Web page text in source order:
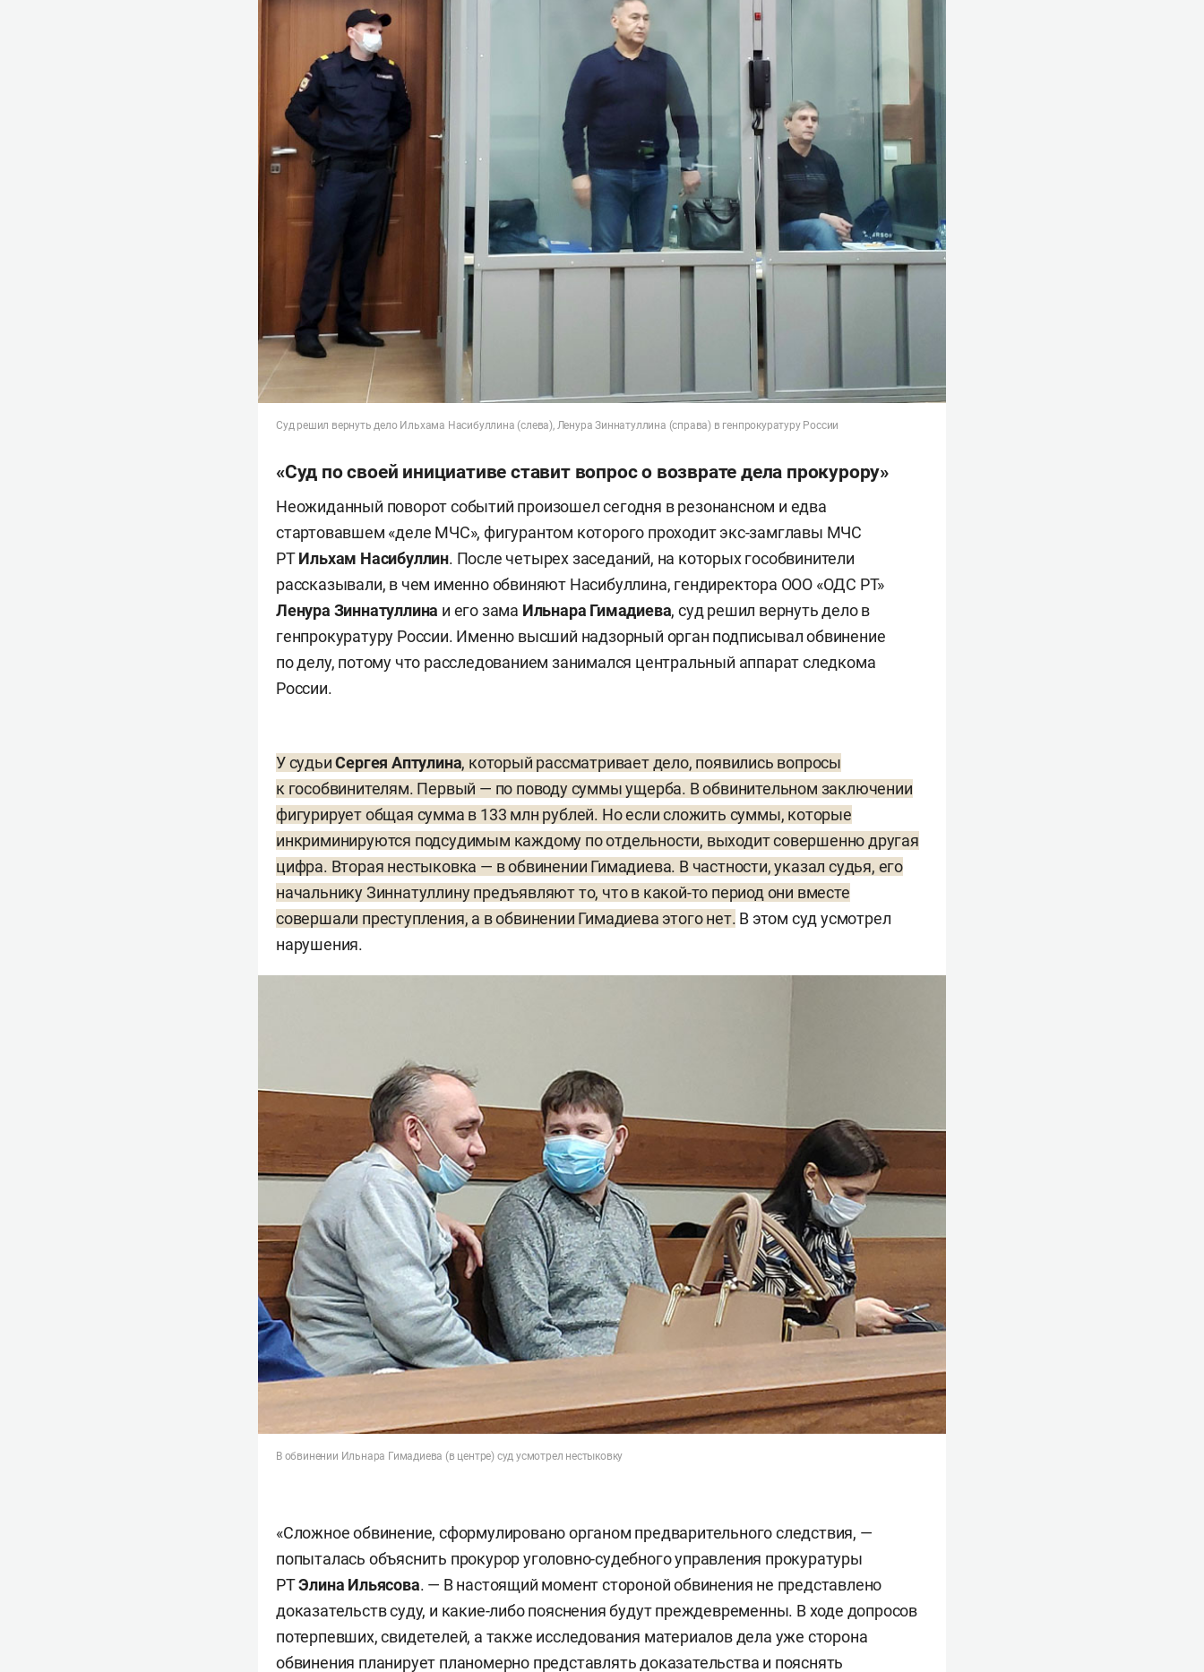
Суд решил вернуть дело Ильхама Насибуллина (слева), Ленура Зиннатуллина (справа) в генпрокуратуру России
«Суд по своей инициативе ставит вопрос о возврате дела прокурору»
Неожиданный поворот событий произошел сегодня в резонансном и едва
стартовавшем «деле МЧС», фигурантом которого проходит экс-замглавы МЧС
РТИльхам Насибуллин. После четырех заседаний, на которых гособвинители
рассказывали, в чем именно обвиняют Насибуллина, гендиректора ООО «ОДС РТ»
Ленура Зиннатуллина и его зама Ильнара Гимадиева, суд решил вернуть дело в
генпрокуратуру России. Именно высший надзорный орган подписывал обвинение
по делу, потому что расследованием занимался центральный аппарат следкома
России.
У судьиСергея Аптулина, который рассматривает дело, появились вопросы
к гособвинителям. Первый — по поводу суммы ущерба. В обвинительном заключении
фигурирует общая сумма в 133 млн рублей. Но если сложить суммы, которые
инкриминируются подсудимым каждому по отдельности, выходит совершенно другая
цифра. Вторая нестыковка — в обвинении Гимадиева. В частности, указал судья, его
начальнику Зиннатуллину предъявляют то, что в какой-то период они вместе
совершали преступления, а в обвинении Гимадиева этого нет. В этом суд усмотрел
нарушения.
В обвинении Ильнара Гимадиева (в центре) суд усмотрел нестыковку
«Сложное обвинение, сформулировано органом предварительного следствия, —
попыталась объяснить прокурор уголовно-судебного управления прокуратуры
РТЭлина Ильясова. — В настоящий момент стороной обвинения не представлено
доказательств суду, и какие-либо пояснения будут преждевременны. В ходе допросов
потерпевших, свидетелей, а также исследования материалов дела уже сторона
обвинения планирует планомерно представлять доказательства и пояснять